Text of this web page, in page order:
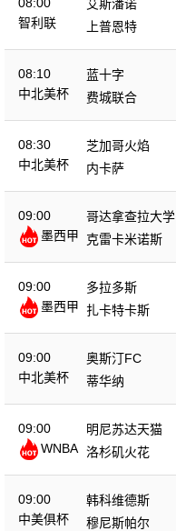
智利联
艾斯潘诺
上普恩特
08:10
中北美杯
蓝十字
费城联合
08:30
中北美杯
芝加哥火焰
内卡萨
09:00
墨西甲
哥达拿查拉大学
克雷卡米诺斯
09:00
墨西甲
多拉多斯
扎卡特卡斯
09:00
中北美杯
奥斯汀FC
蒂华纳
09:00
WNBA
明尼苏达天猫
洛杉矶火花
09:00
中美俱杯
韩科维德斯
穆尼斯帕尔